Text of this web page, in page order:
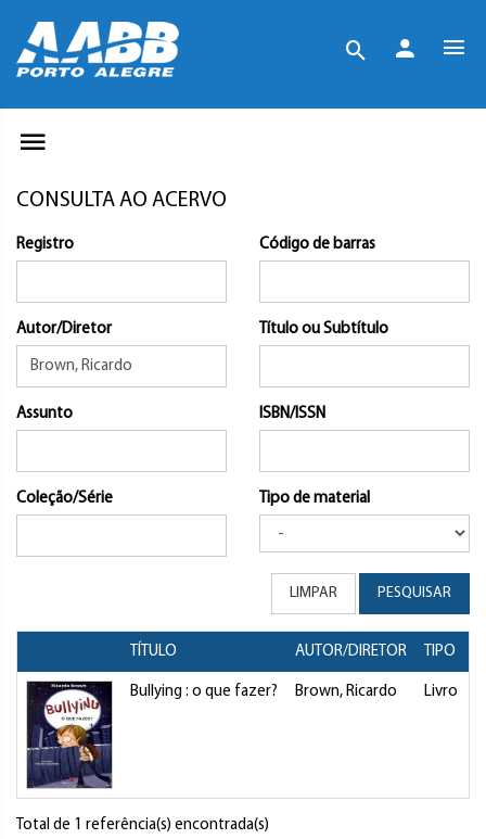
CONSULTA AO ACERVO
Registro Código de barras
Autor/Diretor Título ou Subtítulo
Assunto ISBN/ISSN
Coleção/Série Tipo de material
LIMPAR PESQUISAR
TÍTULO AUTOR/DIRETOR TIPO
Bullying : o que fazer? Brown, Ricardo Livro
Total de 1 referência(s) encontrada(s)